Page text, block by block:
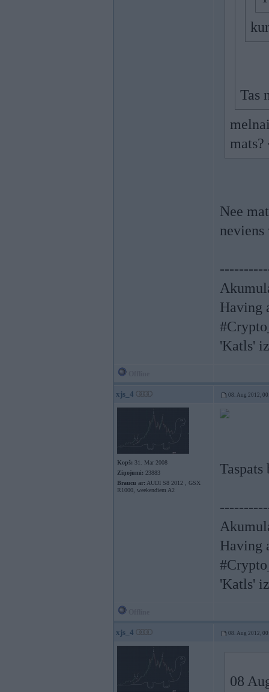
Tas
mats?
Nee
Having
'Katls'
xjs_4 08. Aug 2012,
Kopš: 31. Mar 2008
Ziņojumi: 23883
Braucu ar: AUDI S8 2012 , GSX
R1000, weekendiem A2
Having
'Katls'
xjs_4 08. Aug 2012,
08